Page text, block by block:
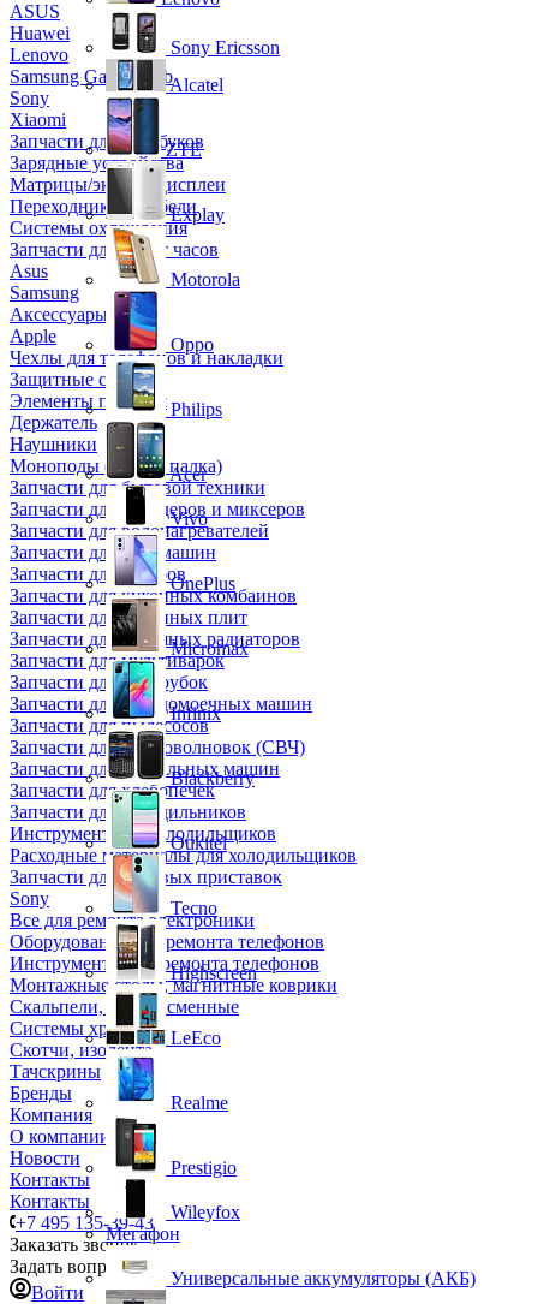
ASUS
Huawei
Lenovo
Samsung Galaxy Tab
Sony
Xiaomi
Запчасти для ноутбуков
Зарядные устройства
Матрицы/экраны/дисплеи
Переходники и кабели
Системы охлаждения
Запчасти для смарт часов
Asus
Samsung
Аксессуары
Apple
Чехлы для телефонов и накладки
Защитные стекла
Элементы питания
Держатель
Наушники
Моноподы (Селфи палка)
Запчасти для бытовой техники
Запчасти для блендеров и миксеров
Запчасти для водонагревателей
Запчасти для кофемашин
Запчасти для кулеров
Запчасти для кухонных комбаинов
Запчасти для кухонных плит
Запчасти для масляных радиаторов
Запчасти для мультиварок
Запчасти для мясорубок
Запчасти для посудомоечных машин
Запчасти для пылесосов
Запчасти для микроволновок (СВЧ)
Запчасти для стиральных машин
Запчасти для хлебопечек
Запчасти для холодильников
Инструмент для холодильщиков
Расходные материалы для холодильщиков
Запчасти для игровых приставок
Sony
Все для ремонта электроники
Оборудование для ремонта телефонов
Инструменты для ремонта телефонов
Монтажные столы, магнитные коврики
Скальпели, лезвия сменные
Системы хранения
Скотчи, изолента
Тачскрины
Бренды
Компания
О компании
Новости
Контакты
Контакты
+7 495 135-39-43
Заказать звонок
Задать вопрос
Войти
Sony Ericsson
Alcatel
ZTE
Explay
Motorola
Oppo
Philips
Acer
Vivo
OnePlus
Micromax
Infinix
Blackberry
Oukitel
Tecno
Highscreen
LeEco
Realme
Prestigio
Wileyfox
Мегафон
Универсальные аккумуляторы (АКБ)